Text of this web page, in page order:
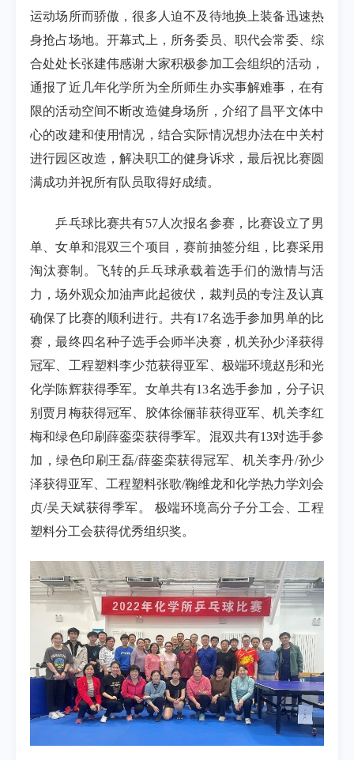
运动场所而骄傲，很多人迫不及待地换上装备迅速热
身抢占场地。开幕式上，所务委员、职代会常委、综
合处处长张建伟感谢大家积极参加工会组织的活动，
通报了近几年化学所为全所师生办实事解难事，在有
限的活动空间不断改造健身场所，介绍了昌平文体中
心的改建和使用情况，结合实际情况想办法在中关村
进行园区改造，解决职工的健身诉求，最后祝比赛圆
满成功并祝所有队员取得好成绩。
乒乓球比赛共有57人次报名参赛，比赛设立了男
单、女单和混双三个项目，赛前抽签分组，比赛采用
淘汰赛制。飞转的乒乓球承载着选手们的激情与活
力，场外观众加油声此起彼伏，裁判员的专注及认真
确保了比赛的顺利进行。共有17名选手参加男单的比
赛，最终四名种子选手会师半决赛，机关孙少泽获得
冠军、工程塑料李少范获得亚军、极端环境赵彤和光
化学陈辉获得季军。女单共有13名选手参加，分子识
别贾月梅获得冠军、胶体徐俪菲获得亚军、机关李红
梅和绿色印刷薛銮栾获得季军。混双共有13对选手参
加，绿色印刷王磊/薛銮栾获得冠军、机关李丹/孙少
泽获得亚军、工程塑料张歌/鞠维龙和化学热力学刘会
贞/吴天斌获得季军。
极端环境高分子分工会、工程
塑料分工会获得优秀组织奖。